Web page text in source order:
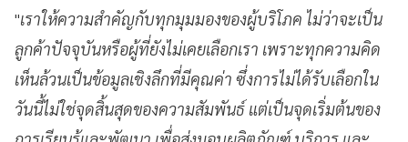
"เราให้ความสำคัญกับทุกมุมมองของผู้บริโภค ไม่ว่าจะเป็น
ลูกค้าปัจจุบันหรือผู้ที่ยังไม่เคยเลือกเรา เพราะทุกความคิด
เห็นล้วนเป็นข้อมูลเชิงลึกที่มีคุณค่า ซึ่งการไม่ได้รับเลือกใน
วันนี้ไม่ใช่จุดสิ้นสุดของความสัมพันธ์ แต่เป็นจุดเริ่มต้นของ